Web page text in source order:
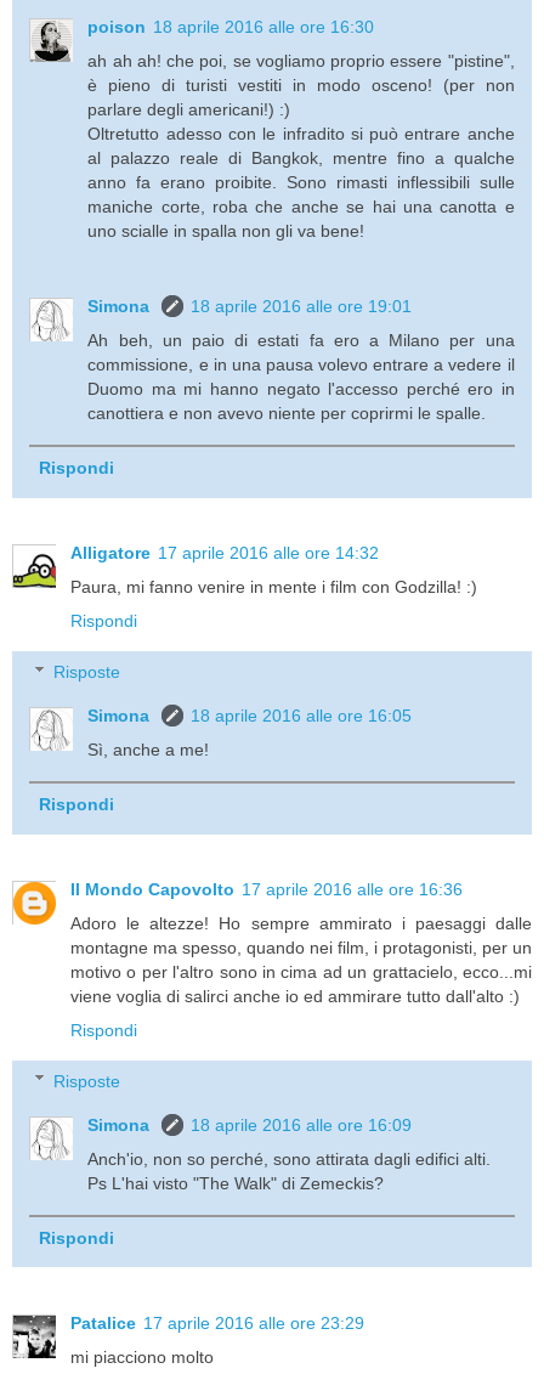
poison 18 aprile 2016 alle ore 16:30
ah ah ah! che poi, se vogliamo proprio essere "pistine",
è pieno di turisti vestiti in modo osceno! (per non
parlare degli americani!) :)
Oltretutto adesso con le infradito si può entrare anche
al palazzo reale di Bangkok, mentre fino a qualche
anno fa erano proibite. Sono rimasti inflessibili sulle
maniche corte, roba che anche se hai una canotta e
uno scialle in spalla non gli va bene!
Simona
18 aprile 2016 alle ore 19:01
Ah beh, un paio di estati fa ero a Milano per una
commissione, e in una pausa volevo entrare a vedere il
Duomo ma mi hanno negato l'accesso perché ero in
canottiera e non avevo niente per coprirmi le spalle.
Rispondi
Alligatore 17 aprile 2016 alle ore 14:32
Paura, mi fanno venire in mente i film con Godzilla! :)
Rispondi
Risposte
Simona
18 aprile 2016 alle ore 16:05
Sì, anche a me!
Rispondi
Il Mondo Capovolto 17 aprile 2016 alle ore 16:36
Adoro le altezze! Ho sempre ammirato i paesaggi dalle
montagne ma spesso, quando nei film, i protagonisti, per un
motivo o per l'altro sono in cima ad un grattacielo, ecco...mi
viene voglia di salirci anche io ed ammirare tutto dall'alto :)
Rispondi
Risposte
Simona
18 aprile 2016 alle ore 16:09
Anch'io, non so perché, sono attirata dagli edifici alti.
Ps L'hai visto "The Walk" di Zemeckis?
Rispondi
Patalice 17 aprile 2016 alle ore 23:29
mi piacciono molto